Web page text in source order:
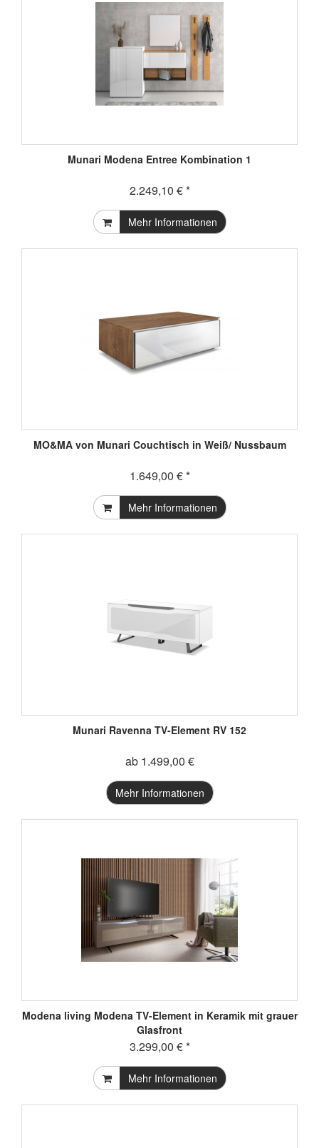
Munari Modena Entree Kombination 1
2.249,10 € *
Mehr Informationen
MO&MA von Munari Couchtisch in Weiß/ Nussbaum
1.649,00 € *
Mehr Informationen
Munari Ravenna TV-Element RV 152
ab 1.499,00 €
Mehr Informationen
Modena living Modena TV-Element in Keramik mit grauer
Glasfront
3.299,00 € *
Mehr Informationen